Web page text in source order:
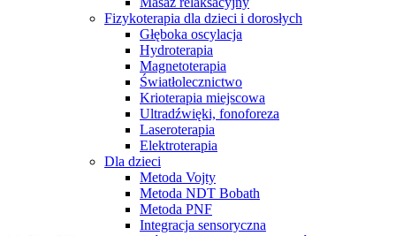
Fizykoterapia dla dzieci i dorosłych
Głęboka oscylacja
Hydroterapia
Magnetoterapia
Światłolecznictwo
Krioterapia miejscowa
Ultradźwięki, fonoforeza
Laseroterapia
Elektroterapia
Dla dzieci
Metoda Vojty
Metoda NDT Bobath
Metoda PNF
Integracja sensoryczna